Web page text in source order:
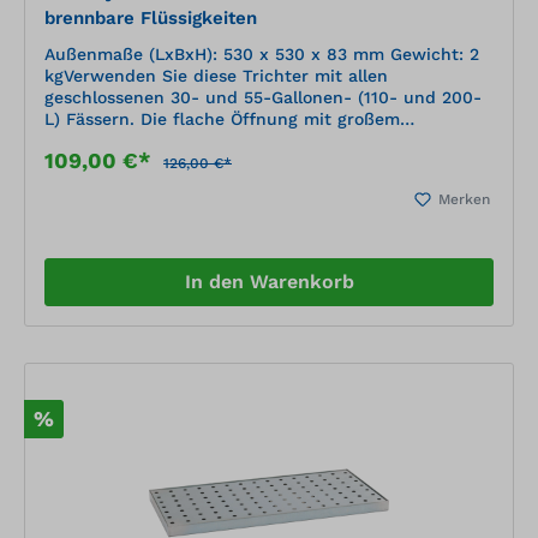
brennbare Flüssigkeiten
Außenmaße (LxBxH): 530 x 530 x 83 mm Gewicht: 2
kgVerwenden Sie diese Trichter mit allen
geschlossenen 30- und 55-Gallonen- (110- und 200-
L) Fässern. Die flache Öffnung mit großem
Ausgießen. Das schräge Design reduziert Spritzer
Flüssigkeit stehen bleiben. Große, flache Vertiefung
109,00 €* 126,00 €*
Merken
In den Warenkorb
%